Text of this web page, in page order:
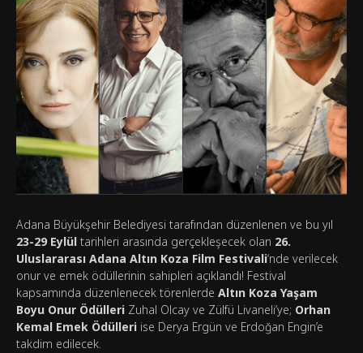
Adana Büyükşehir Belediyesi tarafından düzenlenen ve bu yıl
23-29 Eylül tarihleri arasında gerçekleşecek olan 26.
Uluslararası Adana Altın Koza Film Festivali‘nde verilecek
onur ve emek ödüllerinin sahipleri açıklandı! Festival
kapsamında düzenlenecek törenlerde Altın Koza Yaşam
Boyu Onur Ödülleri Zuhal Olcay ve Zülfü Livaneli’ye; Orhan
Kemal Emek Ödülleri ise Derya Ergün ve Erdoğan Engin’e
takdim edilecek.